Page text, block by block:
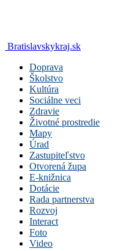
Bratislavskykraj.sk
Doprava
Školstvo
Kultúra
Sociálne veci
Zdravie
Životné prostredie
Mapy
Úrad
Zastupiteľstvo
Otvorená župa
E-knižnica
Dotácie
Rada partnerstva
Rozvoj
Interact
Foto
Video